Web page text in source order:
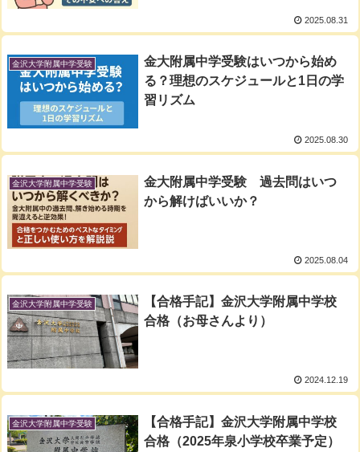
2025.08.31
金沢大学附属中学受験
金大附属中学受験はいつから始め
る？理想のスケジュールと1日の学
習リズム
2025.08.30
金沢大学附属中学受験
金大附属中学受験 過去問はいつ
から解けばいいか？
2025.08.04
金沢大学附属中学受験
【合格手記】金沢大学附属中学校
合格（お母さんより）
2024.12.19
金沢大学附属中学受験
【合格手記】金沢大学附属中学校
合格（2025年泉小学校卒業予定）